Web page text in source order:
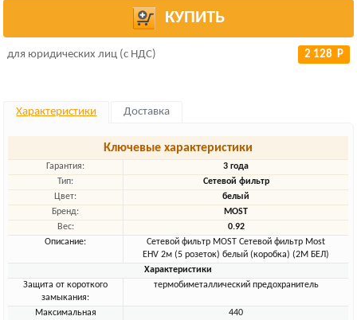
КУПИТЬ
для юридических лиц (с НДС) 2 128 Р
Характеристики Доставка
Ключевые характеристики
Гарантия:
3 года
Тип:
Сетевой фильтр
Цвет:
белый
Бренд:
MOST
Вес:
0.92
Описание:
Сетевой фильтр MOST Сетевой фильтр Most
EHV 2м (5 розеток) белый (коробка) (2М БЕЛ)
Характеристики
Защита от короткого
замыкания:
термобиметаллический предохранитель
Максимальная
440